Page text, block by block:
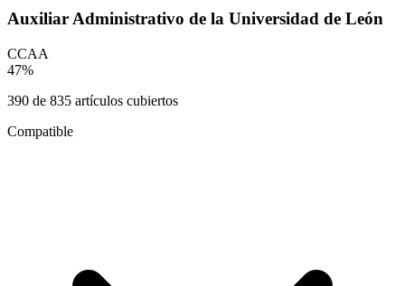
Auxiliar Administrativo de la Universidad de León
CCAA
47%
390 de 835 artículos cubiertos
Compatible